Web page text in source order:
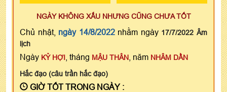
NGÀY KHÔNG XẤU NHƯNG CŨNG CHƯA TỐT
Chủ nhật, ngày 14/8/2022nhằm ngày 17/7/2022 Âm
lịch
Ngày KỶ HỢI , tháng MẬU THÂN , năm NHÂM DẦN
Hắc đạo (câu trần hắc đạo)
GIỜ TỐT TRONG NGÀY :